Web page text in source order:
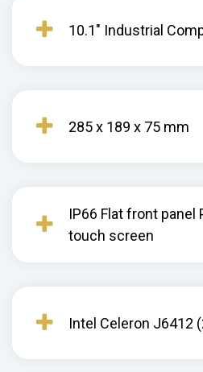
10.1" Industrial
285 x 189 x 75 mm
IP66 Flat front
touch screen
Intel Celeron J6412